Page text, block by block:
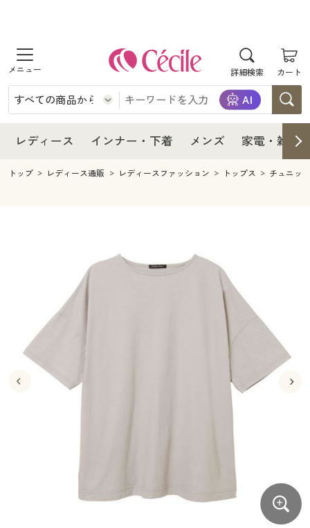
詳細検索 カート
商品を探す
レディース
レディースファッション
インナー・下着
インナー・下着通販すべて
ジュニア・ティーンズ下着
メンズ
キッチン・雑貨・日用品
寝具・インテリア・家具通販すべて
家具・収納
寝具・ベッド
美容・健康通販すべて
美容・健康・サプリメント
制服・スクール
制服・スクールすべて
大きいサイズ
レディース インナー・下着 メンズ 家電・雑貨
レディース
レディース通販すべて
レディースファッション
インナー・下着
インナー・下着通販すべて
メンズ
キッチン・雑貨・日用品
寝具・ベッド
カーテン・ラグ・ファブリック
美容・健康通販すべて
美容・健康・サプリメント
制服・スクール
制服・スクールすべて
制服・学生服
ジュニア・ティーンズ下着
大きいサイズ
大きいサイズ通販すべて
大きいサイズ レディース服
大きいサイズ メンズ
バーゲン
バーゲンセール
カタログ・チラシからのご注文
トップ レディース通販 レディースファッション トップス チュニッ